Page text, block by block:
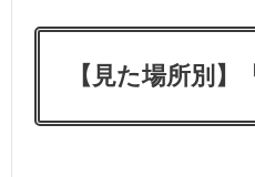
【見た場所別】